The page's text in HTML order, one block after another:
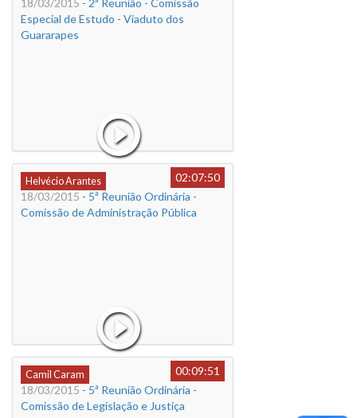
18/03/2015 - 2ª Reunião - Comissão
Especial de Estudo - Viaduto dos
Guararapes
Helvécio Arantes
02:07:50
18/03/2015 - 5ª Reunião Ordinária -
Comissão de Administração Pública
Camil Caram
00:09:51
18/03/2015 - 5ª Reunião Ordinária -
Comissão de Legislação e Justiça